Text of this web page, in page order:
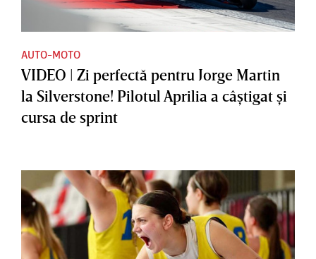
AUTO-MOTO
VIDEO | Zi perfectă pentru Jorge Martin
la Silverstone! Pilotul Aprilia a câştigat şi
cursa de sprint